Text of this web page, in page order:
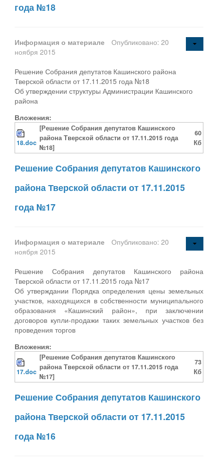
года №18
Информация о материале
Опубликовано: 20
ноября 2015
Решение Собрания депутатов Кашинского района
Тверской области от 17.11.2015 года №18
Об утверждении структуры Администрации Кашинского
района
Вложения:
18.doc
[Решение Собрания депутатов Кашинского
района Тверской области от 17.11.2015 года
№18]
60
Кб
Решение Собрания депутатов Кашинского
района Тверской области от 17.11.2015
года №17
Информация о материале
Опубликовано: 20
ноября 2015
Решение Собрания депутатов Кашинского района
Тверской области от 17.11.2015 года №17
Об утверждании Порядка определения цены земельных
участков, находящихся в собственности муниципального
образования «Кашинский район», при заключении
договоров купли-продажи таких земельных участков без
проведения торгов
Вложения:
17.doc
[Решение Собрания депутатов Кашинского
района Тверской области от 17.11.2015 года
№17]
73
Кб
Решение Собрания депутатов Кашинского
района Тверской области от 17.11.2015
года №16